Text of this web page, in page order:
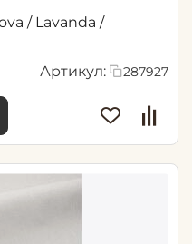
/ Lavanda /
Артикул: 287927